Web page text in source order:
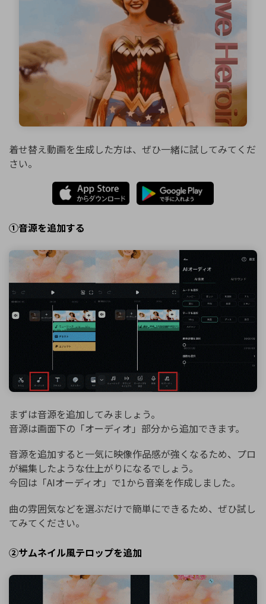
着せ替え動画を生成した方は、ぜひ一緒に試してみてくだ
さい。
①音源を追加する
まずは音源を追加してみましょう。
音源は画面下の「オーディオ」部分から追加できます。
音源を追加すると一気に映像作品感が強くなるため、プロ
が編集したような仕上がりになるでしょう。
今回は「AIオーディオ」で1から音楽を作成しました。
曲の雰囲気などを選ぶだけで簡単にできるため、ぜひ試し
てみてください。
②サムネイル風テロップを追加